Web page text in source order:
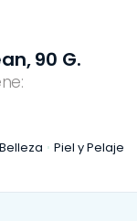
90 G.
Piel y Pelaje